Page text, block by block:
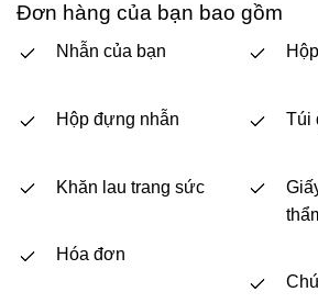
Đơn hàng của bạn bao gồm
Nhẫn của bạn
Hộp đựng nhẫn
Khăn lau trang sức
Hóa đơn
Túi